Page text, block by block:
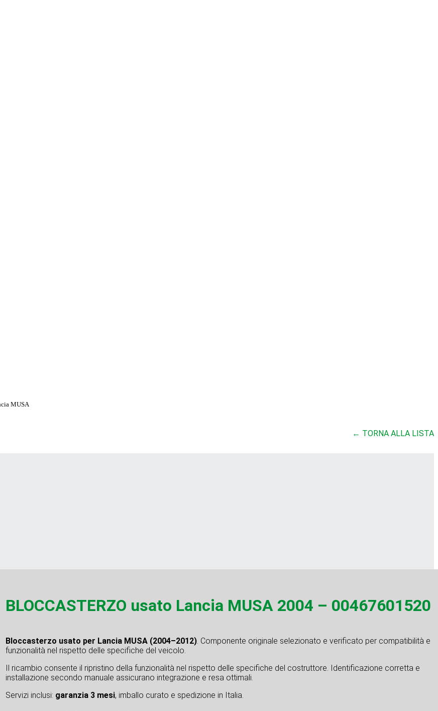
MUSA
← TORNA ALLA LISTA
BLOCCASTERZO usato Lancia MUSA 2004 – 00467601520
Bloccasterzo usato per Lancia MUSA (2004–2012). Componente originale selezionato e verificato per compatibilità e
funzionalità nel rispetto delle specifiche del veicolo.
Il ricambio consente il ripristino della funzionalità nel rispetto delle specifiche del costruttore. Identificazione corretta e
installazione secondo manuale assicurano integrazione e resa ottimali.
Servizi inclusi: garanzia 3 mesi, imballo curato e spedizione in Italia.